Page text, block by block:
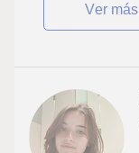
ver más